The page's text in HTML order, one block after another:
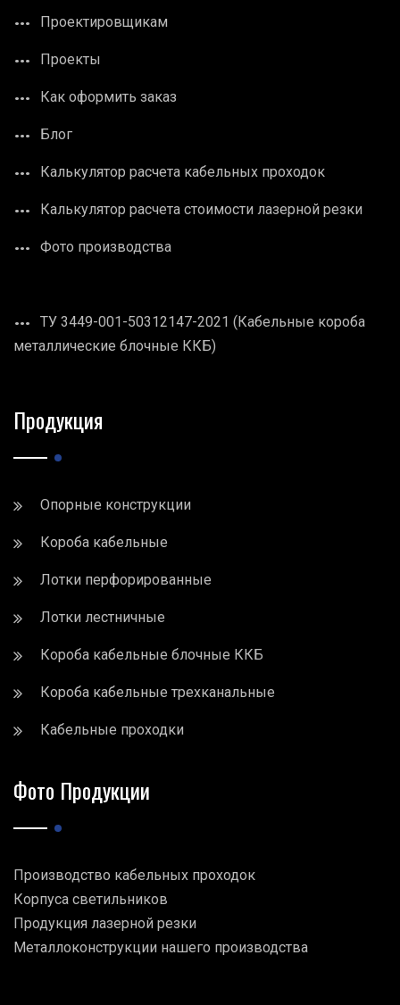
Проектировщикам
Проекты
Как оформить заказ
Блог
Калькулятор расчета кабельных проходок
Калькулятор расчета стоимости лазерной резки
Фото производства
ТУ 3449-001-50312147-2021 (Кабельные короба
металлические блочные ККБ)
Продукция
Опорные конструкции
Короба кабельные
Лотки перфорированные
Лотки лестничные
Короба кабельные блочные ККБ
Короба кабельные трехканальные
Кабельные проходки
Фото Продукции
Производство кабельных проходок
Корпуса светильников
Продукция лазерной резки
Металлоконструкции нашего производства